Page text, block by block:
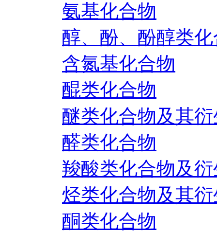
氨基化合物
醇、酚、酚醇类
含氮基化合物
醌类化合物
醚类化合物及其
醛类化合物
羧酸类化合物及
烃类化合物及其
酮类化合物